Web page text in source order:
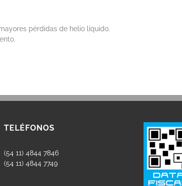
pérdidas de helio líquido.
TELÉFONOS
(54 11) 4844 7846
(54 11) 4844 7749